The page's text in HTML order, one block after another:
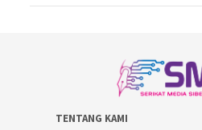
TENTANG KAMI